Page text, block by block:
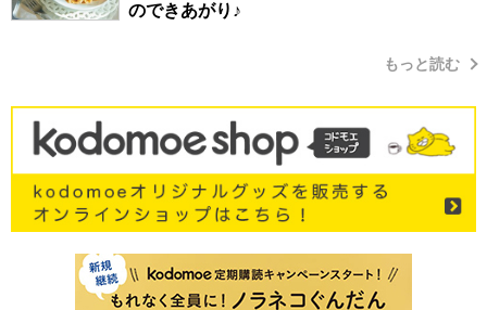
のできあがり♪
もっと読む